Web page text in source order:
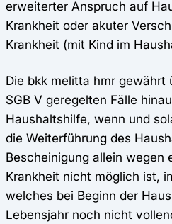
erweiterter Anspruch auf
Krankheit oder akuter
Krankheit (mit Kind im
Die bkk melitta hmr gewährt
SGB V geregelten Fälle
Haushaltshilfe, wenn und
die Weiterführung des
Bescheinigung allein wegen
Krankheit nicht möglich ist,
welches bei Beginn der
Lebensjahr noch nicht